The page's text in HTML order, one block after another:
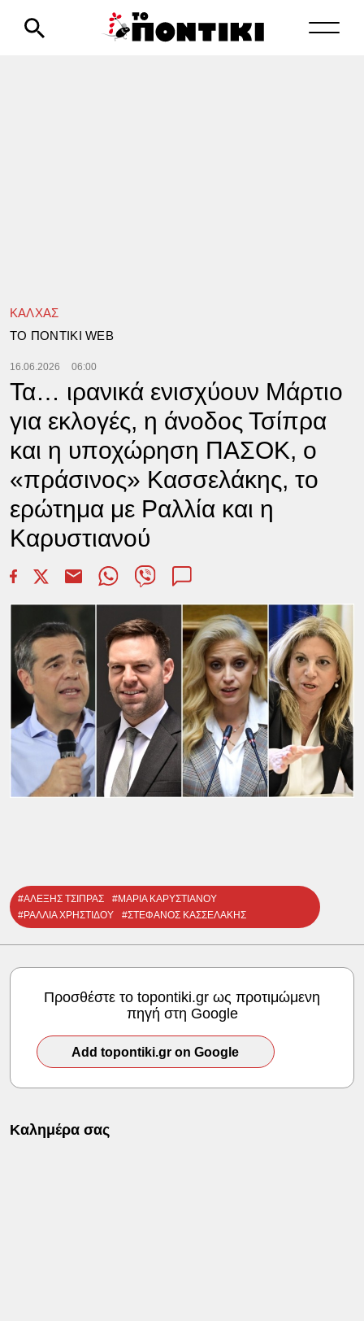
ΚΑΛΧΑΣ
TΟ ΠΟΝΤΙΚΙ WEB
16.06.2026 06:00
Τα… ιρανικά ενισχύουν Μάρτιο
για εκλογές, η άνοδος Τσίπρα
και η υποχώρηση ΠΑΣΟΚ, ο
«πράσινος» Κασσελάκης, το
ερώτημα με Ραλλία και η
Καρυστιανού
#ΑΛΕΞΗΣ ΤΣΙΠΡΑΣ
#ΜΑΡΙΑ ΚΑΡΥΣΤΙΑΝΟΥ
#ΡΑΛΛΙΑ ΧΡΗΣΤΙΔΟΥ
#ΣΤΕΦΑΝΟΣ ΚΑΣΣΕΛΑΚΗΣ
Προσθέστε το topontiki.gr ως προτιμώμενη
πηγή στη Google
Add topontiki.gr on Google
Καλημέρα σας